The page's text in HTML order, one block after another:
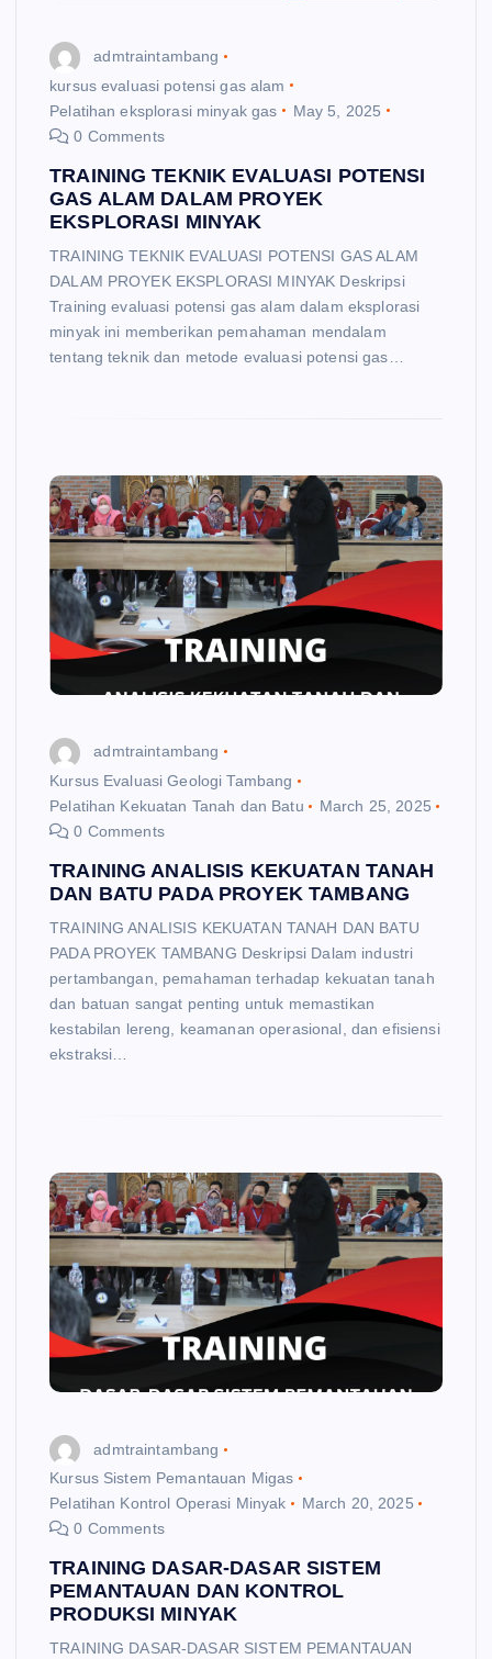
admtraintambang
kursus evaluasi potensi gas alam
Pelatihan eksplorasi minyak gas
May 5, 2025
0 Comments
TRAINING TEKNIK EVALUASI POTENSI
GAS ALAM DALAM PROYEK
EKSPLORASI MINYAK
TRAINING TEKNIK EVALUASI POTENSI GAS ALAM
DALAM PROYEK EKSPLORASI MINYAK Deskripsi
Training evaluasi potensi gas alam dalam eksplorasi
minyak ini memberikan pemahaman mendalam
tentang teknik dan metode evaluasi potensi gas…
admtraintambang
Kursus Evaluasi Geologi Tambang
Pelatihan Kekuatan Tanah dan Batu
March 25, 2025
0 Comments
TRAINING ANALISIS KEKUATAN TANAH
DAN BATU PADA PROYEK TAMBANG
TRAINING ANALISIS KEKUATAN TANAH DAN BATU
PADA PROYEK TAMBANG Deskripsi Dalam industri
pertambangan, pemahaman terhadap kekuatan tanah
dan batuan sangat penting untuk memastikan
kestabilan lereng, keamanan operasional, dan efisiensi
ekstraksi…
admtraintambang
Kursus Sistem Pemantauan Migas
Pelatihan Kontrol Operasi Minyak
March 20, 2025
0 Comments
TRAINING DASAR-DASAR SISTEM
PEMANTAUAN DAN KONTROL
PRODUKSI MINYAK
TRAINING DASAR-DASAR SISTEM PEMANTAUAN